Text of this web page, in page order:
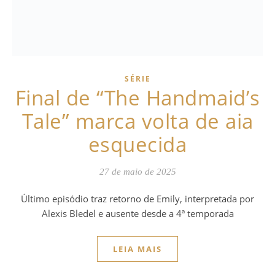
SÉRIE
Final de “The Handmaid’s
Tale” marca volta de aia
esquecida
27 de maio de 2025
Último episódio traz retorno de Emily, interpretada por
Alexis Bledel e ausente desde a 4ª temporada
LEIA MAIS